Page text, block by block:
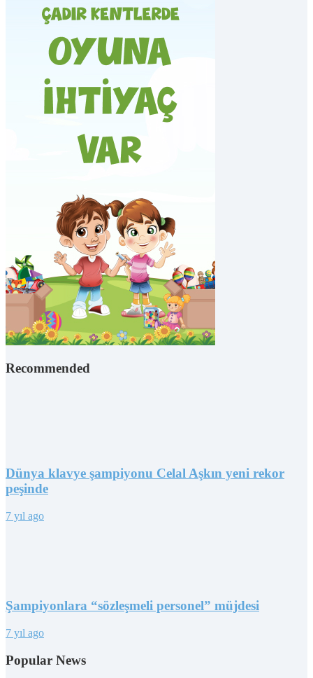
Recommended
Dünya klavye şampiyonu Celal Aşkın yeni rekor
peşinde
7 yıl ago
Şampiyonlara “sözleşmeli personel” müjdesi
7 yıl ago
Popular News